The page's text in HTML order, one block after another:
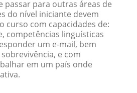
passar para outras áreas de
do nível iniciante devem
curso com capacidades de:
competências linguísticas
um e-mail, bem
e com
em um país onde